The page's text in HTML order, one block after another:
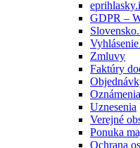
GDPR –
Zmluvy
Faktúry
Uznesenia
Verejné
Ponuka
Ochrana